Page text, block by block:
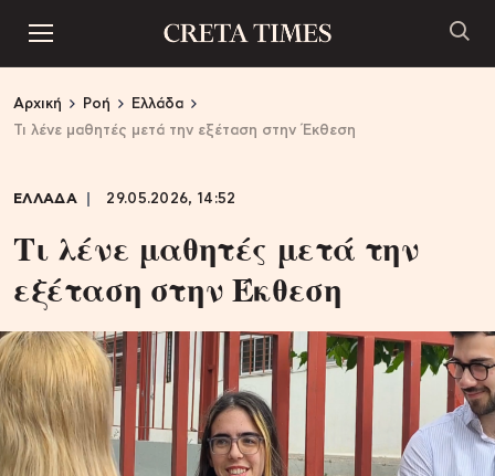
Αρχική Ροή
Ελλάδα
Τι λένε μαθητές μετά την εξέταση στην Έκθεση
ΕΛΛΑΔΑ 29.05.2026, 14:52
Τι λένε μαθητές μετά την
εξέταση στην Έκθεση